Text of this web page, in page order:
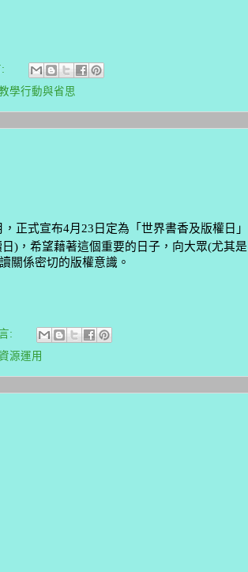
學行動與省思
，正式宣布4月 23 日 定為「世界書香及版權日」
) ，希望藉著這個重要的日子，向大眾(尤其是
關係密切的版權意識。
:
源運用